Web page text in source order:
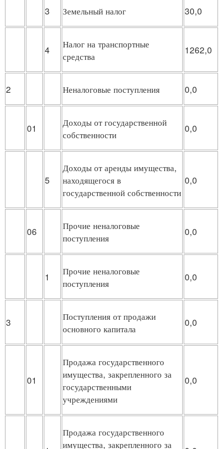
3 Земельный налог 30,0
4
Налог на транспортные
средства
1262,0
2 Неналоговые поступления 0,0
01
Доходы от государственной
собственности
0,0
5
Доходы от аренды имущества,
находящегося в
государственной собственности
0,0
06
Прочие неналоговые
поступления
0,0
1
Прочие неналоговые
поступления
0,0
3
Поступления от продажи
основного капитала
0,0
01
Продажа государственного
имущества, закрепленного за
государственными
учреждениями
0,0
Продажа государственного
имущества, закрепленного за